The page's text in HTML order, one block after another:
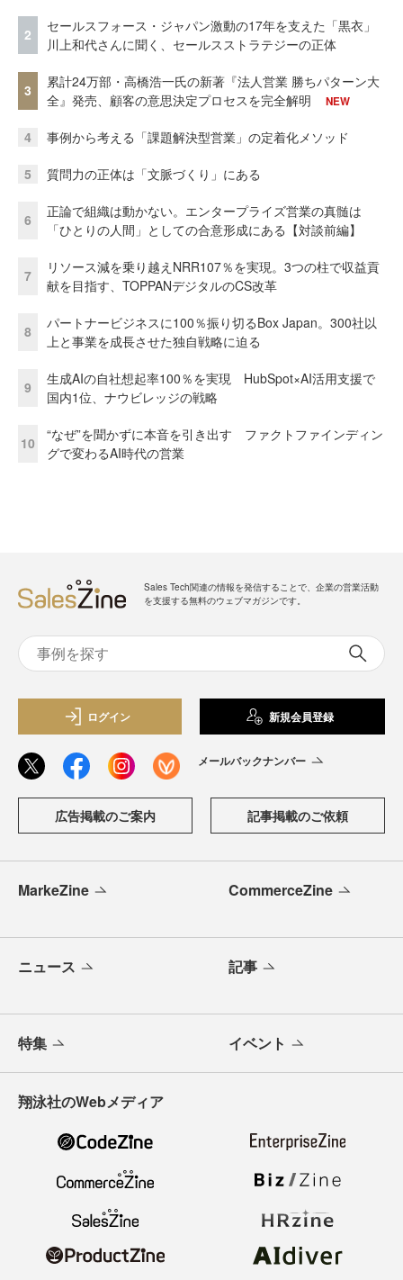
2
セールスフォース・ジャパン激動の17年を支えた「黒衣」
川上和代さんに聞く、セールスストラテジーの正体
3
累計24万部・高橋浩一氏の新著『法人営業 勝ちパターン大
全』発売、顧客の意思決定プロセスを完全解明
NEW
4 事例から考える「課題解決型営業」の定着化メソッド
5 質問力の正体は「文脈づくり」にある
6
正論で組織は動かない。エンタープライズ営業の真髄は
「ひとりの人間」としての合意形成にある【対談前編】
7
リソース減を乗り越えNRR107％を実現。3つの柱で収益貢
献を目指す、TOPPANデジタルのCS改革
8
パートナービジネスに100％振り切るBox Japan。300社以
上と事業を成長させた独自戦略に迫る
9
生成AIの自社想起率100％を実現 HubSpot×AI活用支援で
国内1位、ナウビレッジの戦略
10
“なぜ”を聞かずに本音を引き出す ファクトファインディン
グで変わるAI時代の営業
Sales Tech関連の情報を発信することで、企業の営業活動
を支援する無料のウェブマガジンです。
ログイン 新規会員登録
メールバックナンバー
広告掲載のご案内 記事掲載のご依頼
MarkeZine CommerceZine
ニュース 記事
特集 イベント
翔泳社のWebメディア